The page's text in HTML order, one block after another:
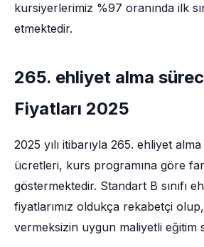
kursiyerlerimiz %97 oranında ilk
etmektedir.
265. ehliyet alma
Fiyatları 2025
2025 yılı itibarıyla 265. ehliyet
ücretleri, kurs programına göre
göstermektedir. Standart B sınıfı
fiyatlarımız oldukça rekabetçi
vermeksizin uygun maliyetli eğitim